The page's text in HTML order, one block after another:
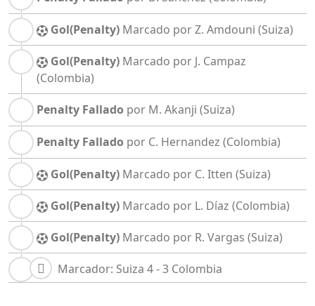
Gol(Penalty) Marcado por Z. Amdouni (Suiza)
Gol(Penalty) Marcado por J. Campaz
(Colombia)
Penalty Fallado por M. Akanji (Suiza)
Penalty Fallado por C. Hernandez (Colombia)
Gol(Penalty) Marcado por C. Itten (Suiza)
Gol(Penalty) Marcado por L. Díaz (Colombia)
Gol(Penalty) Marcado por R. Vargas (Suiza)
Marcador: Suiza 4 - 3 Colombia